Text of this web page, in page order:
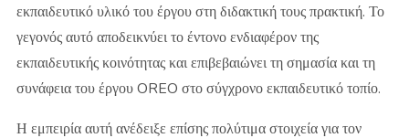
εκπαιδευτικό υλικό του έργου στη διδακτική τους πρακτική. Το
γεγονός αυτό αποδεικνύει το έντονο ενδιαφέρον της
εκπαιδευτικής κοινότητας και επιβεβαιώνει τη σημασία και τη
συνάφεια του έργου OREO στο σύγχρονο εκπαιδευτικό τοπίο.
Η εμπειρία αυτή ανέδειξε επίσης πολύτιμα στοιχεία για τον